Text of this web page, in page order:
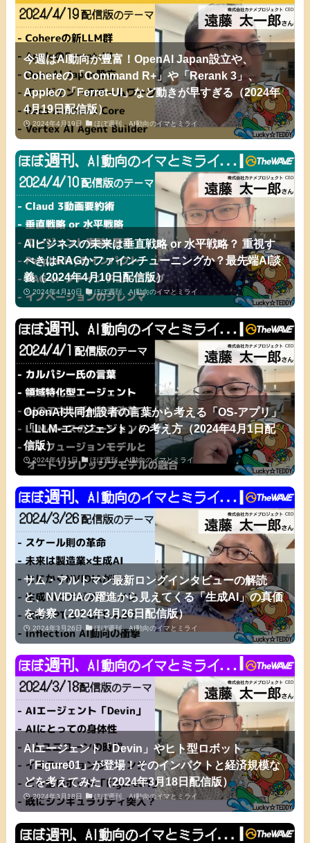
今週はAI動向が豊富！OpenAI Japan設立や、
Cohereの「Command R+」や「Rerank 3」、
Appleの「Ferret-UI」など動きが早すぎる（2024年
4月19日配信版）
2024年4月19日 ほぼ週刊、AI動向のイマとミライ
AIビジネスの未来は垂直戦略 or 水平戦略？ 重視す
べきはRAGかファインチューニングか？最先端AI談
義（2024年4月10日配信版）
2024年4月10日 ほぼ週刊、AI動向のイマとミライ
OpenAI共同創設者の言葉から考える「OS-アプリ」
「LLM-エージェント」の考え方（2024年4月1日配
信版）
2024年4月1日 ほぼ週刊、AI動向のイマとミライ
サム・アルトマン最新ロングインタビューの解読
と、NVIDIAの躍進から見えてくる「生成AI」の真価
を考察（2024年3月26日配信版）
2024年3月26日 ほぼ週刊、AI動向のイマとミライ
AIエージェント「Devin」やヒト型ロボット
「Figure01」が登場！そのインパクトと経済規模な
どを考えてみた（2024年3月18日配信版）
2024年3月18日 ほぼ週刊、AI動向のイマとミライ